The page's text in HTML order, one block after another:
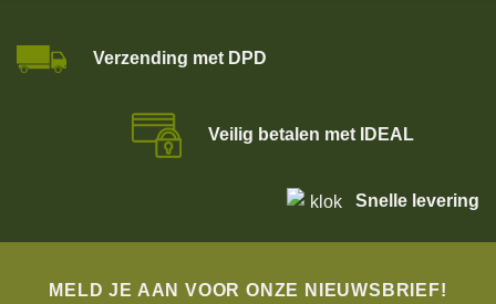
Verzending met DPD
Veilig betalen met IDEAL
Snelle levering
MELD JE AAN VOOR ONZE NIEUWSBRIEF!